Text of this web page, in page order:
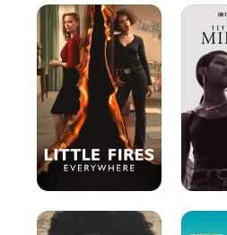
Little
Fires
Everywhere
Mil
Meu
Suncoast